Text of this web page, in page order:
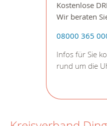
Kostenlose
Wir beraten
08000 365
Infos für Sie
rund um die